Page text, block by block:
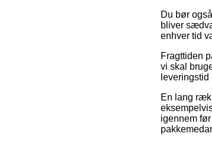
Du bør
bliver
enhver tid
Fragttiden
vi skal
En lang
igennem